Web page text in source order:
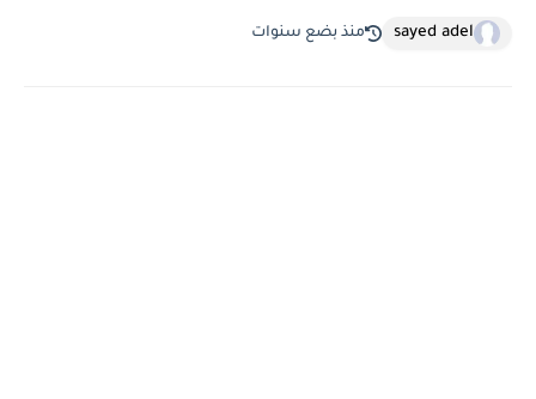
sayed adel منذ بضع سنوات